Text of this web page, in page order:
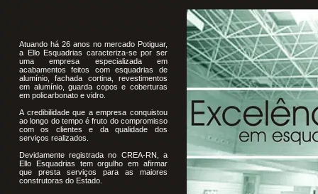
Atuando há 26 anos no mercado Potiguar,
a Ello Esquadrias caracteriza-se por ser
uma empresa especializada em
acabamentos feitos com esquadrias de
alumínio, fachada cortina, revestimentos
em alumínio, guarda copos e coberturas
em policarbonato e vidro.
A credibilidade que a empresa conquistou
ao longo do tempo é fruto do compromisso
com os clientes e da qualidade dos
serviços realizados.
Devidamente registrada no CREA-RN, a
Ello Esquadrias tem orgulho em afirmar
que presta serviços para as maiores
construtoras do Estado.